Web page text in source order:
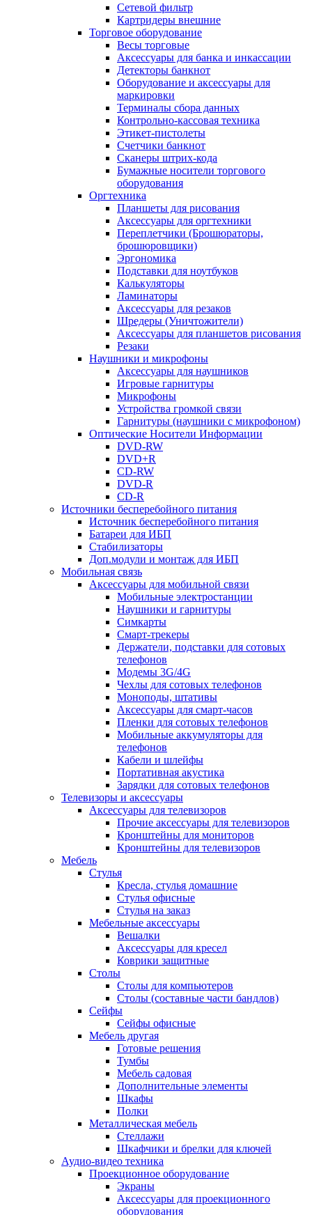
Сетевой фильтр
Картридеры внешние
Торговое оборудование
Весы торговые
Аксессуары для банка и инкассации
Детекторы банкнот
Оборудование и аксессуары для
маркировки
Терминалы сбора данных
Контрольно-кассовая техника
Этикет-пистолеты
Счетчики банкнот
Сканеры штрих-кода
Бумажные носители торгового
оборудования
Оргтехника
Планшеты для рисования
Аксессуары для оргтехники
Переплетчики (Брошюраторы,
брошюровщики)
Эргономика
Подставки для ноутбуков
Калькуляторы
Ламинаторы
Аксессуары для резаков
Шредеры (Уничтожители)
Аксессуары для планшетов рисования
Резаки
Наушники и микрофоны
Аксессуары для наушников
Игровые гарнитуры
Микрофоны
Устройства громкой связи
Гарнитуры (наушники с микрофоном)
Оптические Носители Информации
DVD-RW
DVD+R
CD-RW
DVD-R
CD-R
Источники бесперебойного питания
Источник бесперебойного питания
Батареи для ИБП
Стабилизаторы
Доп.модули и монтаж для ИБП
Мобильная связь
Аксессуары для мобильной связи
Мобильные электростанции
Наушники и гарнитуры
Симкарты
Смарт-трекеры
Держатели, подставки для сотовых
телефонов
Модемы 3G/4G
Чехлы для сотовых телефонов
Моноподы, штативы
Аксессуары для смарт-часов
Пленки для сотовых телефонов
Мобильные аккумуляторы для
телефонов
Кабели и шлейфы
Портативная акустика
Зарядки для сотовых телефонов
Телевизоры и аксессуары
Аксессуары для телевизоров
Прочие аксессуары для телевизоров
Кронштейны для мониторов
Кронштейны для телевизоров
Мебель
Стулья
Кресла, стулья домашние
Стулья офисные
Стулья на заказ
Мебельные аксессуары
Вешалки
Аксессуары для кресел
Коврики защитные
Столы
Столы для компьютеров
Столы (составные части бандлов)
Сейфы
Сейфы офисные
Мебель другая
Готовые решения
Тумбы
Мебель садовая
Дополнительные элементы
Шкафы
Полки
Металлическая мебель
Стеллажи
Шкафчики и брелки для ключей
Аудио-видео техника
Проекционное оборудование
Экраны
Аксессуары для проекционного
оборудования